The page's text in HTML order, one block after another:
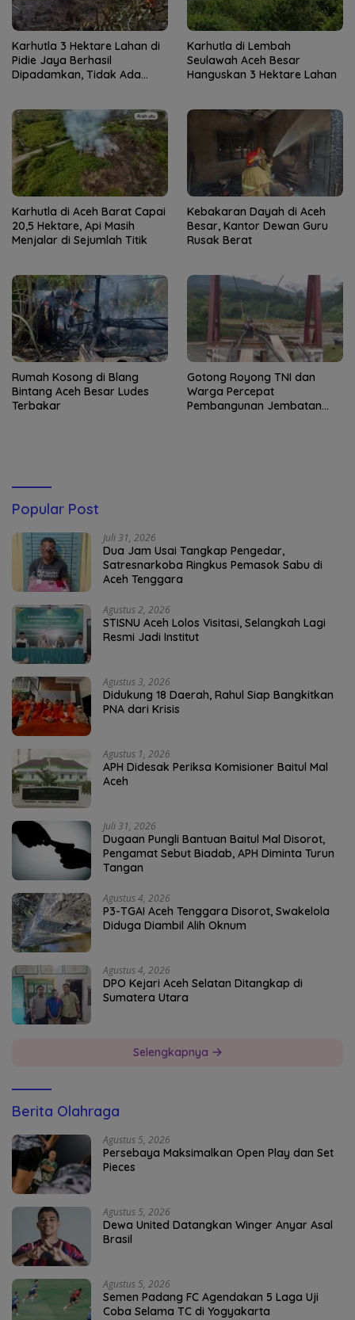
Karhutla 3 Hektare Lahan di
Pidie Jaya Berhasil
Dipadamkan, Tidak Ada
Karhutla di Lembah
Seulawah Aceh Besar
Hanguskan 3 Hektare Lahan
Karhutla di Aceh Barat Capai
20,5 Hektare, Api Masih
Menjalar di Sejumlah Titik
Kebakaran Dayah di Aceh
Besar, Kantor Dewan Guru
Rusak Berat
Rumah Kosong di Blang
Bintang Aceh Besar Ludes
Terbakar
Gotong Royong TNI dan
Warga Percepat
Pembangunan Jembatan
Popular Post
Juli 31, 2026
Dua Jam Usai Tangkap Pengedar,
Satresnarkoba Ringkus Pemasok Sabu di
Aceh Tenggara
Agustus 2, 2026
STISNU Aceh Lolos Visitasi, Selangkah Lagi
Resmi Jadi Institut
Agustus 3, 2026
Didukung 18 Daerah, Rahul Siap Bangkitkan
PNA dari Krisis
Agustus 1, 2026
APH Didesak Periksa Komisioner Baitul Mal
Aceh
Juli 31, 2026
Dugaan Pungli Bantuan Baitul Mal Disorot,
Pengamat Sebut Biadab, APH Diminta Turun
Tangan
Agustus 4, 2026
P3-TGAI Aceh Tenggara Disorot, Swakelola
Diduga Diambil Alih Oknum
Agustus 4, 2026
DPO Kejari Aceh Selatan Ditangkap di
Sumatera Utara
Selengkapnya
Berita Olahraga
Agustus 5, 2026
Persebaya Maksimalkan Open Play dan Set
Pieces
Agustus 5, 2026
Dewa United Datangkan Winger Anyar Asal
Brasil
Agustus 5, 2026
Semen Padang FC Agendakan 5 Laga Uji
Coba Selama TC di Yogyakarta